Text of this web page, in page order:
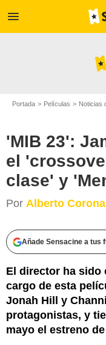
menu
Portada Películas Noticias
'MIB 23':
el
clase' y
Por Alberto Corona
Añade Sensacine a tus
El director ha sido
cargo de esta
Jonah Hill y
protagonistas, y
mayo el estreno